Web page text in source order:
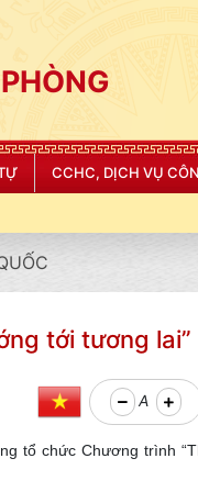
CCHC, DỊCH VỤ
tới tương lai”
A
tổ chức Chương trình